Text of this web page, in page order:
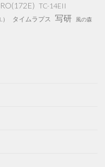
TC-14EII
タイムラプス 写研 風の森